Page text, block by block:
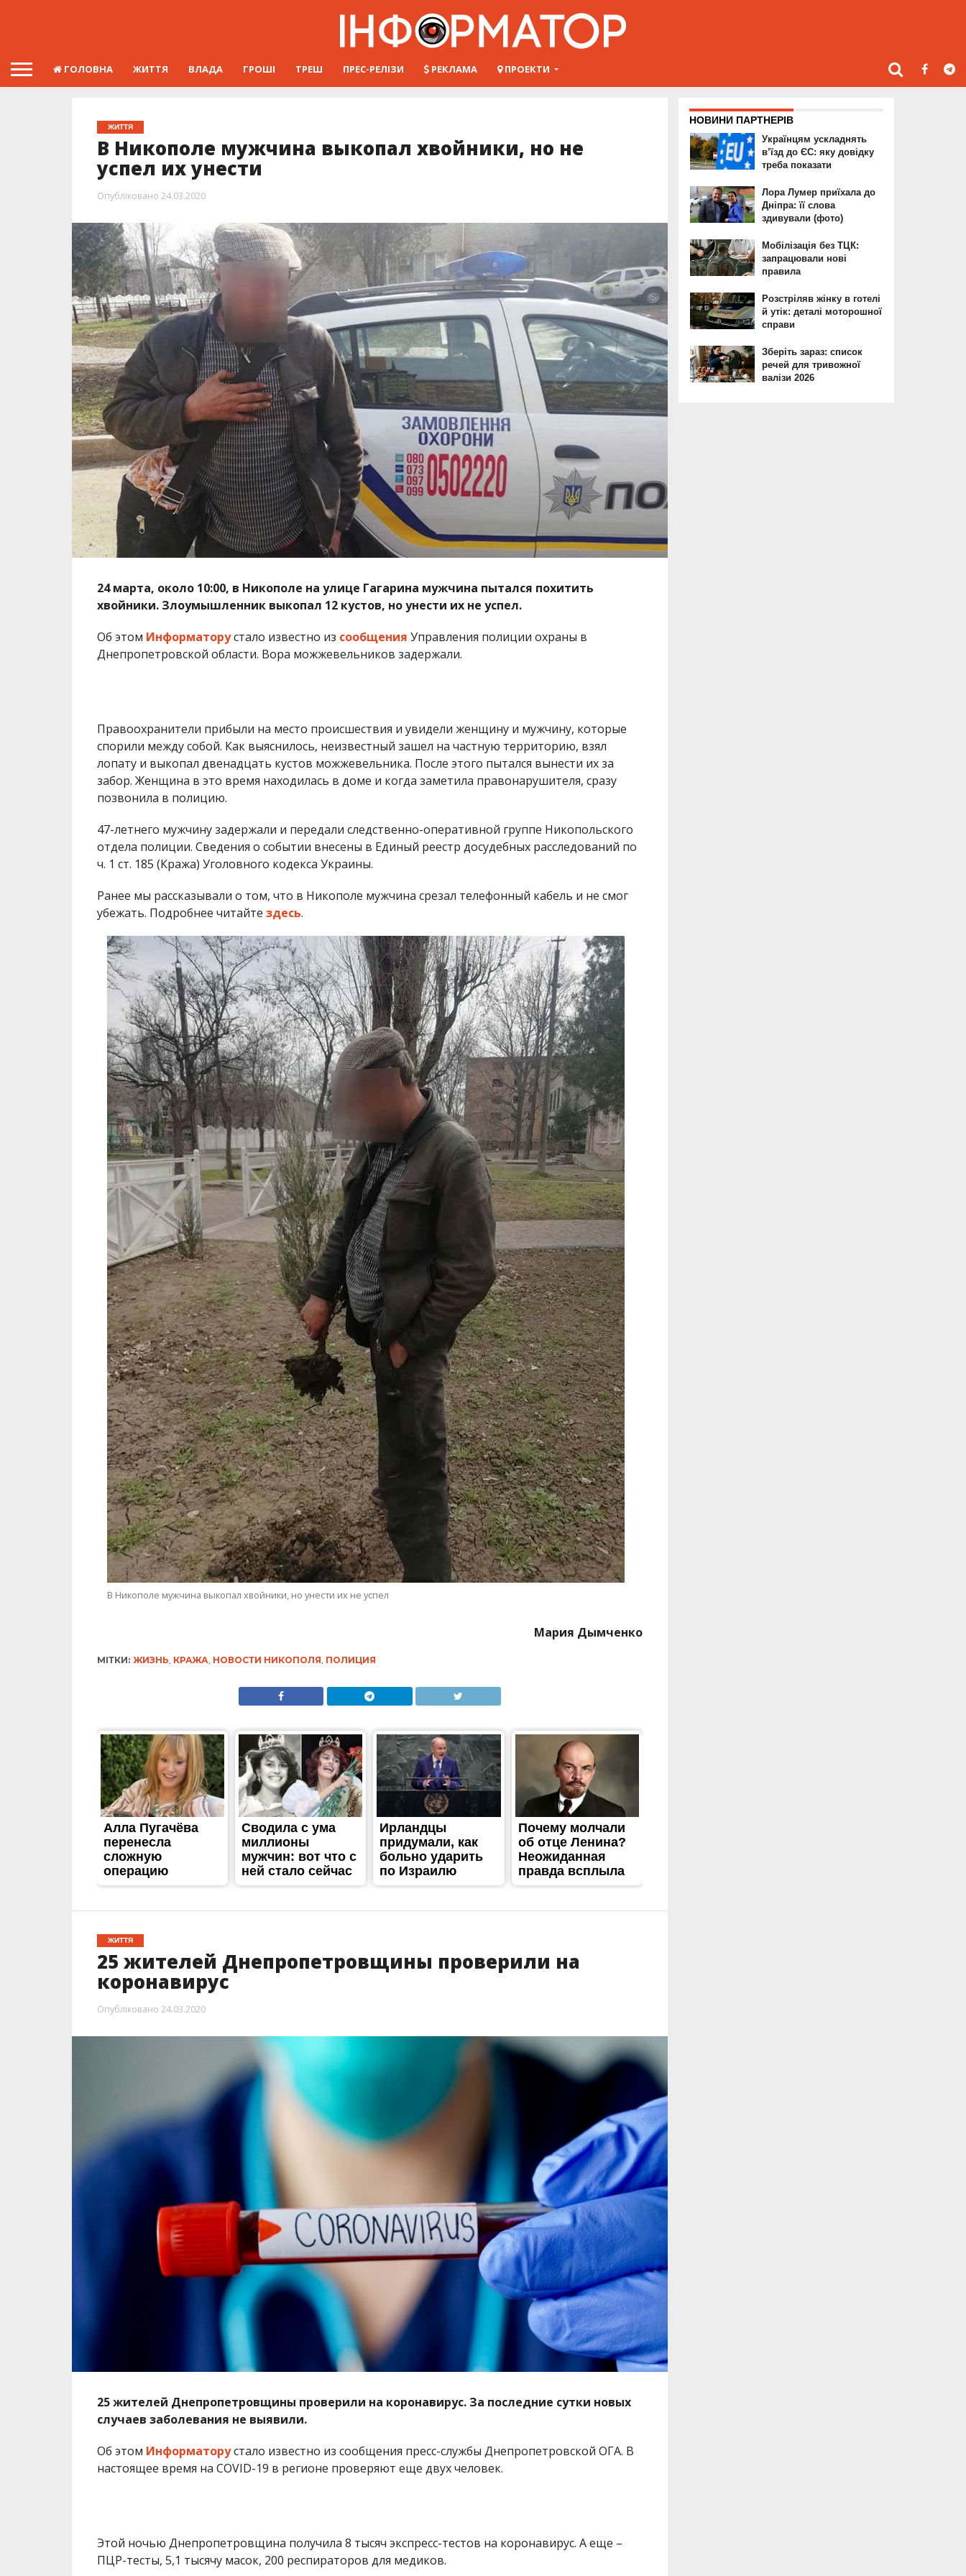
ГОЛОВНА ЖИТТЯ ВЛАДА ГРОШІ ТРЕШ ПРЕС-РЕЛІЗИ РЕКЛАМА ПРОЕКТИ
ЖИТТЯ
В Никополе мужчина выкопал хвойники, но не
успел их унести
Опубліковано 24.03.2020
24 марта, около 10:00, в Никополе на улице Гагарина мужчина пытался похитить
хвойники. Злоумышленник выкопал 12 кустов, но унести их не успел.
Об этом Информаторустало известно из сообщения Управления полиции охраны в
Днепропетровской области. Вора можжевельников задержали.
Правоохранители прибыли на место происшествия и увидели женщину и мужчину, которые
спорили между собой. Как выяснилось, неизвестный зашел на частную территорию, взял
лопату и выкопал двенадцать кустов можжевельника. После этого пытался вынести их за
забор. Женщина в это время находилась в доме и когда заметила правонарушителя, сразу
позвонила в полицию.
47-летнего мужчину задержали и передали следственно-оперативной группе Никопольского
отдела полиции. Сведения о событии внесены в Единый реестр досудебных расследований по
ч. 1 ст. 185 (Кража) Уголовного кодекса Украины.
Ранее мы рассказывали о том, что в Никополе мужчина срезал телефонный кабель и не смог
убежать. Подробнее читайте здесь.
В Никополе мужчина выкопал хвойники, но унести их не успел
Мария Дымченко
МІТКИ: ЖИЗНЬ, КРАЖА, НОВОСТИ НИКОПОЛЯ, ПОЛИЦИЯ
ЖИТТЯ
25 жителей Днепропетровщины проверили на
коронавирус
Опубліковано 24.03.2020
25 жителей Днепропетровщины проверили на коронавирус. За последние сутки новых
случаев заболевания не выявили.
Об этом Информаторустало известно из сообщения пресс-службы Днепропетровской ОГА. В
настоящее время на COVID-19 в регионе проверяют еще двух человек.
Этой ночью Днепропетровщина получила 8 тысяч экспресс-тестов на коронавирус. А еще –
ПЦР-тесты, 5,1 тысячу масок, 200 респираторов для медиков.